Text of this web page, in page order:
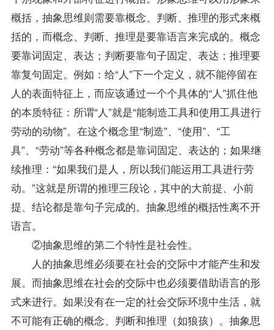
概括，抽象思维则需要靠概念、判断、推理的形式来概
括的，而概念、判断、推理是要靠语言来完成的。概念
要靠词固定、表达；判断要靠句子固定、表达；推理要
靠复句固定。例如：给“人”下一个定义，就不能停留在
人的表面特征上，而应该通过一个个具体的“人”抓住他
的本质特征：所谓“人”就是“能制造工具和使用工具进行
劳动的动物”。在这个概念里“制造”、“使用”、“工
具”、“劳动”等各种概念都是靠词固定、表达的；如果继
续推理：“如果我们是人，所以我们能运用工具进行劳
动。”这就是所谓的推理三段论，其中的大前提、小前
提、结论都是靠句子完成的。抽象思维的概括性离不开
语言。
②抽象思维的第二个特性是社会性。
人的抽象思维必须要在社会的交际中才能产生和发
展。而抽象思维在社会的交际中也必须要借助语言的形
式来进行。如果没有在一定的社会交际环境中生活，就
不可能有正确的概念、判断和推理（如狼孩）。抽象思